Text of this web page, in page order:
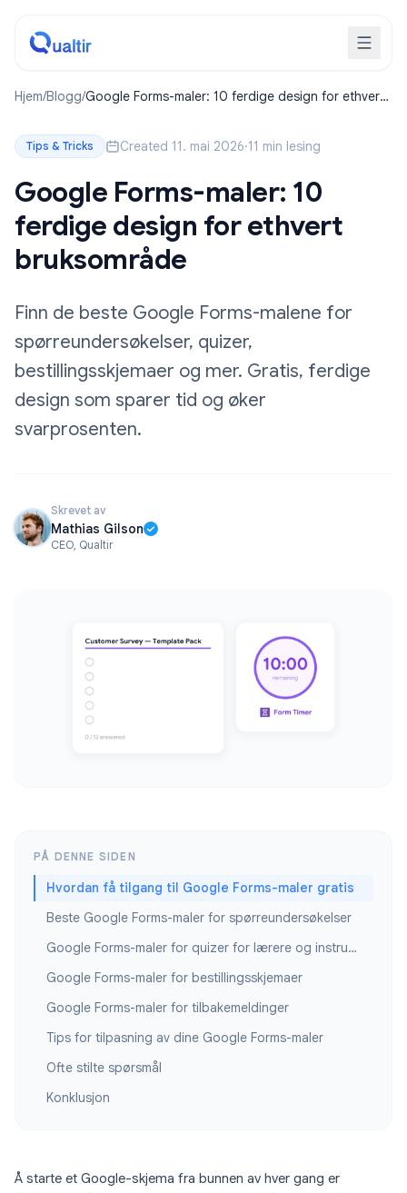
Hjem/Blogg/Google Forms-maler: 10 ferdige design for ethvert
Tips & Tricks Created 11. mai 2026·11 min lesing
Google Forms-maler: 10
ferdige design for ethvert
bruksområde
Finn de beste Google Forms-malene for
spørreundersøkelser, quizer,
bestillingsskjemaer og mer. Gratis, ferdige
design som sparer tid og øker
svarprosenten.
Skrevet av
Mathias Gilson
CEO, Qualtir
PÅ DENNE SIDEN
Hvordan få tilgang til Google Forms-maler gratis
Beste Google Forms-maler for spørreundersøkelser
Google Forms-maler for quizer for lærere og instruktører
Google Forms-maler for bestillingsskjemaer
Google Forms-maler for tilbakemeldinger
Tips for tilpasning av dine Google Forms-maler
Ofte stilte spørsmål
Konklusjon
Å starte et Google-skjema fra bunnen av hver gang er